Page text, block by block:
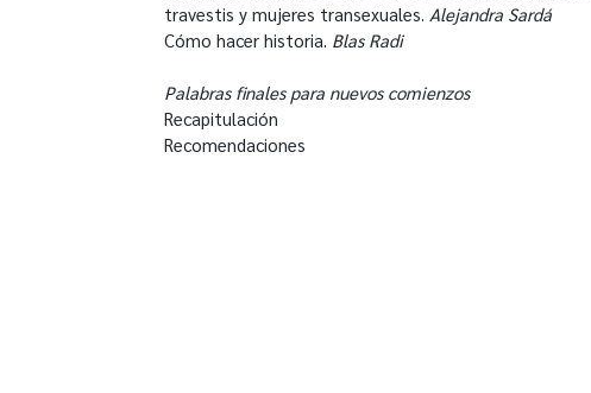
travestis y mujeres transexuales. Alejandra Sardá
Cómo hacer historia. Blas Radi
Palabras finales para nuevos comienzos
Recapitulación
Recomendaciones